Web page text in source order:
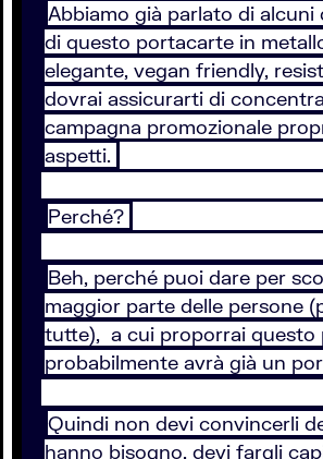
Abbiamo già parlato di alcuni
di questo portacarte in
elegante, vegan friendly,
dovrai assicurarti di
campagna promozionale
aspetti.
Perché?
Beh, perché puoi dare per
maggior parte delle persone
tutte), a cui proporrai questo
probabilmente avrà già un
Quindi non devi convincerli
hanno bisogno, devi fargli